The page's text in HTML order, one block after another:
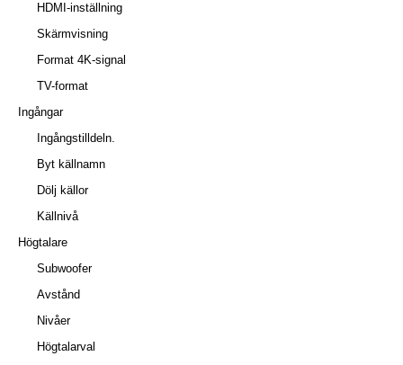
HDMI-inställning
Skärmvisning
Format 4K-signal
TV-format
Ingångar
Ingångstilldeln.
Byt källnamn
Dölj källor
Källnivå
Högtalare
Subwoofer
Avstånd
Nivåer
Högtalarval